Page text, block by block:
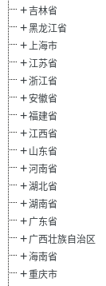
吉林省
黑龙江省
上海市
江苏省
浙江省
安徽省
福建省
江西省
山东省
河南省
湖北省
湖南省
广东省
广西壮族自治区
海南省
重庆市